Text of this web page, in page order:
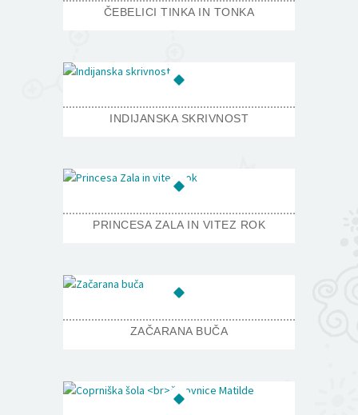
ČEBELICI TINKA IN TONKA
INDIJANSKA SKRIVNOST
PRINCESA ZALA IN VITEZ ROK
ZAČARANA BUČA